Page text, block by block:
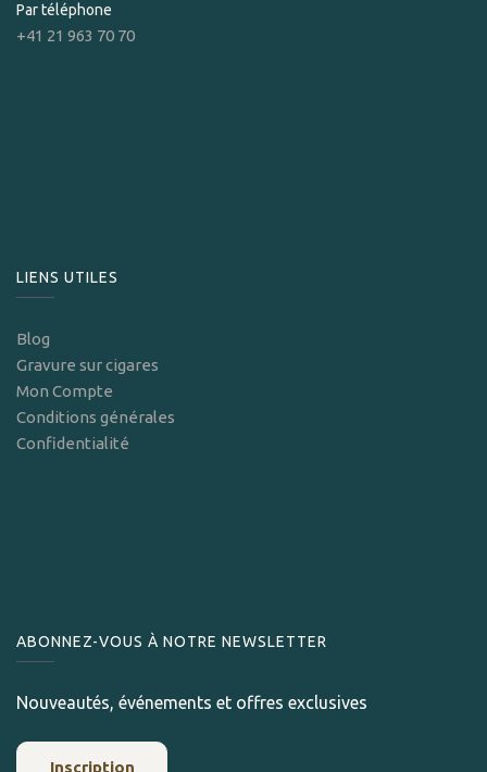
Par téléphone
+41 21 963 70 70
LIENS UTILES
Blog
Gravure sur cigares
Mon Compte
Conditions générales
Confidentialité
ABONNEZ-VOUS À NOTRE NEWSLETTER
Nouveautés, événements et offres exclusives
Inscription